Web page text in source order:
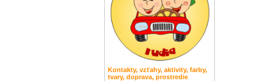
Kontakty, vzťahy, aktivity, farby,
tvary, doprava, prostredie